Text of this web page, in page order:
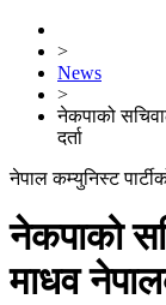
>
News
>
नेकपाको
दर्ता
नेपाल कम्युनिस्ट
नेकपाको
माधव